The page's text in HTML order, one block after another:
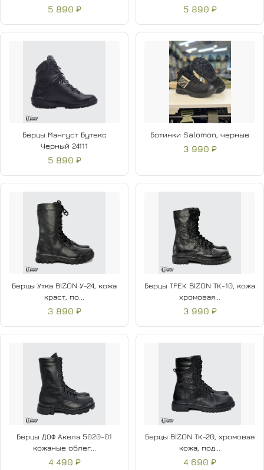
5 890 ₽ 5 890 ₽
Берцы Мангуст Бутекс
Черный 24111
5 890 ₽
Ботинки Salomon, черные
3 990 ₽
Берцы Утка BIZON У-24, кожа
краст, по...
3 890 ₽
Берцы ТРЕК BIZON ТК-10, кожа
хромовая...
3 990 ₽
Берцы ДОФ Акела 5020-01
кожаные облег...
4 490 ₽
Берцы BIZON ТК-20, хромовая
кожа, под...
4 690 ₽